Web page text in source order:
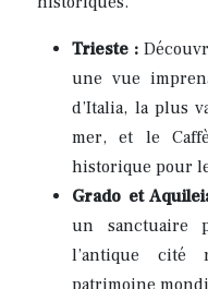
Trieste :
une vue
d’Italia, la plus
mer, et le
historique pour
Grado et
un sanctuaire
l’antique cité
patrimoine